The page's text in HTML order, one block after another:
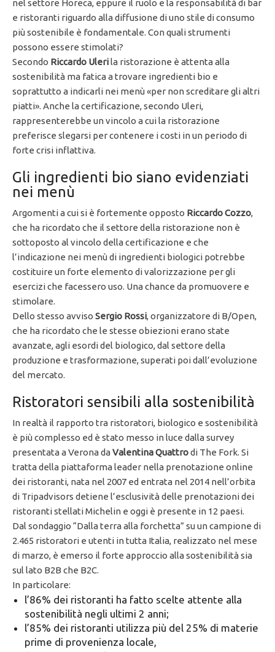
nel settore Horeca, eppure il ruolo e la responsabilità di bar
e ristoranti riguardo alla diffusione di uno stile di consumo
più sostenibile è fondamentale. Con quali strumenti
possono essere stimolati?
Secondo Riccardo Ulerila ristorazione è attenta alla
sostenibilità ma fatica a trovare ingredienti bio e
soprattutto a indicarli nei menù «per non screditare gli altri
piatti». Anche la certificazione, secondo Uleri,
rappresenterebbe un vincolo a cui la ristorazione
preferisce slegarsi per contenere i costi in un periodo di
forte crisi inflattiva.
Gli ingredienti bio siano evidenziati
nei menù
Argomenti a cui si è fortemente opposto Riccardo Cozzo,
che ha ricordato che il settore della ristorazione non è
sottoposto al vincolo della certificazione e che
l’indicazione nei menù di ingredienti biologici potrebbe
costituire un forte elemento di valorizzazione per gli
esercizi che facessero uso. Una chance da promuovere e
stimolare.
Dello stesso avviso Sergio Rossi, organizzatore di B/Open,
che ha ricordato che le stesse obiezioni erano state
avanzate, agli esordi del biologico, dal settore della
produzione e trasformazione, superati poi dall’evoluzione
del mercato.
Ristoratori sensibili alla sostenibilità
In realtà il rapporto tra ristoratori, biologico e sostenibilità
è più complesso ed è stato messo in luce dalla survey
presentata a Verona daValentina Quattrodi The Fork. Si
tratta della piattaforma leader nella prenotazione online
dei ristoranti, nata nel 2007 ed entrata nel 2014 nell’orbita
di Tripadvisors detiene l’esclusività delle prenotazioni dei
ristoranti stellati Michelin e oggi è presente in 12 paesi.
Dal sondaggio “Dalla terra alla forchetta” su un campione di
2.465 ristoratori e utenti in tutta Italia, realizzato nel mese
di marzo, è emerso il forte approccio alla sostenibilità sia
sul lato B2B che B2C.
In particolare:
l’86% dei ristoranti ha fatto scelte attente alla
sostenibilità negli ultimi 2 anni;
l’85% dei ristoranti utilizza più del 25% di materie
prime di provenienza locale,